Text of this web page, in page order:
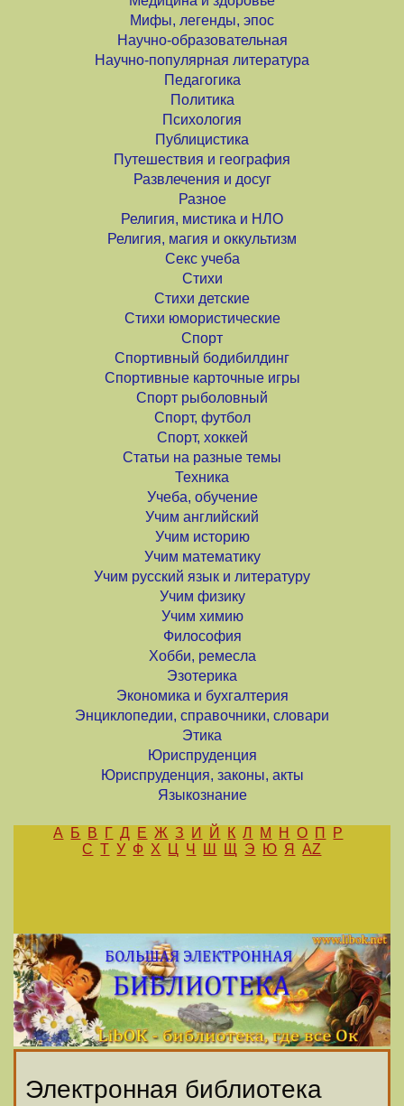
Мифы, легенды, эпос
Научно-образовательная
Научно-популярная литература
Педагогика
Политика
Психология
Публицистика
Путешествия и география
Развлечения и досуг
Разное
Религия, мистика и НЛО
Религия, магия и оккультизм
Секс учеба
Стихи
Стихи детские
Стихи юмористические
Спорт
Спортивный бодибилдинг
Спортивные карточные игры
Спорт рыболовный
Спорт, футбол
Спорт, хоккей
Статьи на разные темы
Техника
Учеба, обучение
Учим английский
Учим историю
Учим математику
Учим русский язык и литературу
Учим физику
Учим химию
Философия
Хобби, ремесла
Эзотерика
Экономика и бухгалтерия
Энциклопедии, справочники, словари
Этика
Юриспруденция
Юриспруденция, законы, акты
Языкознание
А Б В Г Д Е Ж З И Й К Л М Н О П
Р
С Т У Ф Х Ц Ч Ш Щ Э Ю Я AZ
Электронная библиотека